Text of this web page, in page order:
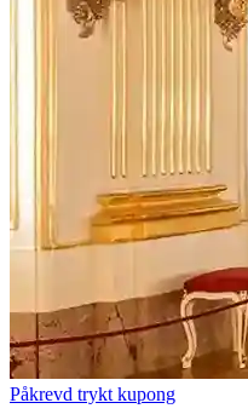
Påkrevd trykt kupong